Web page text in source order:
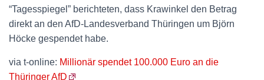
“Tagesspiegel” berichteten, dass Krawinkel den Betrag
direkt an den AfD-Landesverband Thüringen um Björn
Höcke gespendet habe.
via t-online: Millionär spendet 100.000 Euro an die
Thüringer AfD